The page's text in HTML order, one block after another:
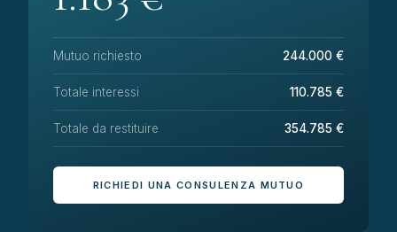
Mutuo richiesto 244.000 €
Totale interessi 110.785 €
Totale da restituire 354.785 €
RICHIEDI UNA CONSULENZA MUTUO